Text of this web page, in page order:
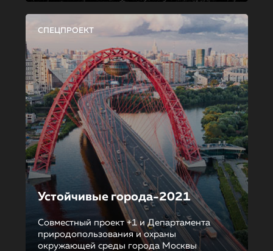
СПЕЦПРОЕКТ
Устойчивые города-2021
Совместный проект +1 и Департамента
природопользования и охраны
окружающей среды города Москвы